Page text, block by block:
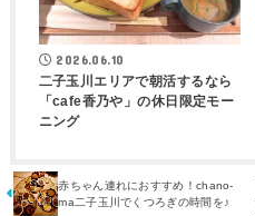
2026.06.10
二子玉川エリアで朝活するなら
「cafe香乃や」の休日限定モー
ニング
赤ちゃん連れにおすすめ！chano-
ma二子玉川でくつろぎの時間を♪